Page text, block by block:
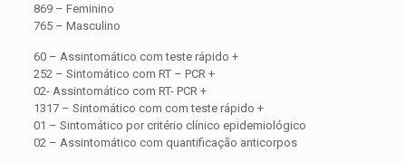
869 – Feminino
765 – Masculino
60 – Assintomático com teste rápido +
252 – Sintomático com RT – PCR +
02- Assintomático com RT- PCR +
1317 – Sintomático com com teste rápido +
01 – Sintomático por critério clínico epidemiológico
02 – Assintomático com quantificação anticorpos